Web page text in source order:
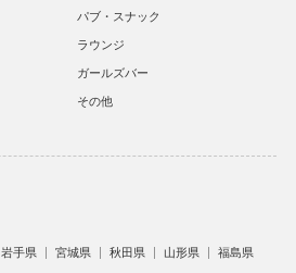
パブ・スナック
ラウンジ
ガールズバー
その他
岩手県 宮城県 秋田県 山形県 福島県